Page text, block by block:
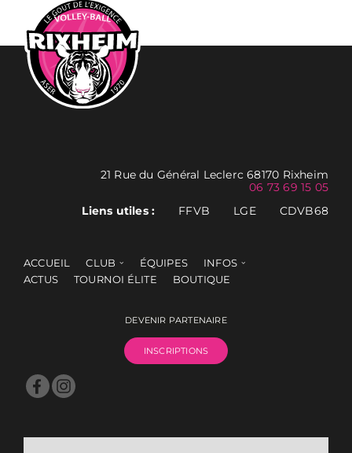
21 Rue du Général Leclerc 68170 Rixheim
06 73 69 15 05
Liens utiles :
FFVB LGE CDVB68
ACCUEIL CLUB ÉQUIPES
INFOS
ACTUS
TOURNOI ÉLITE BOUTIQUE
DEVENIR PARTENAIRE
INSCRIPTIONS